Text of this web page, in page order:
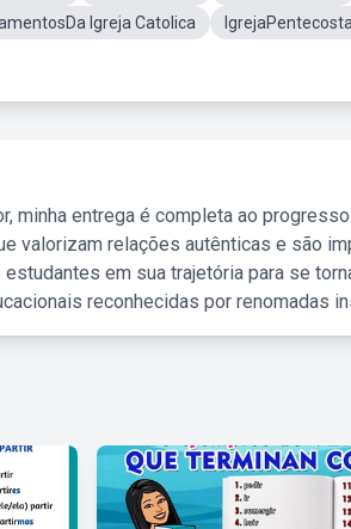
Igreja Catolica IgrejaPentecostal
minha entrega é completa ao
valorizam relações autênticas e são
em sua trajetória para se
reconhecidas por renomadas